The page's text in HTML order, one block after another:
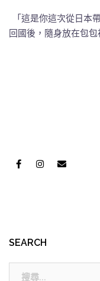
「這是你這次從日本
回國後，隨身放在包包
SEARCH